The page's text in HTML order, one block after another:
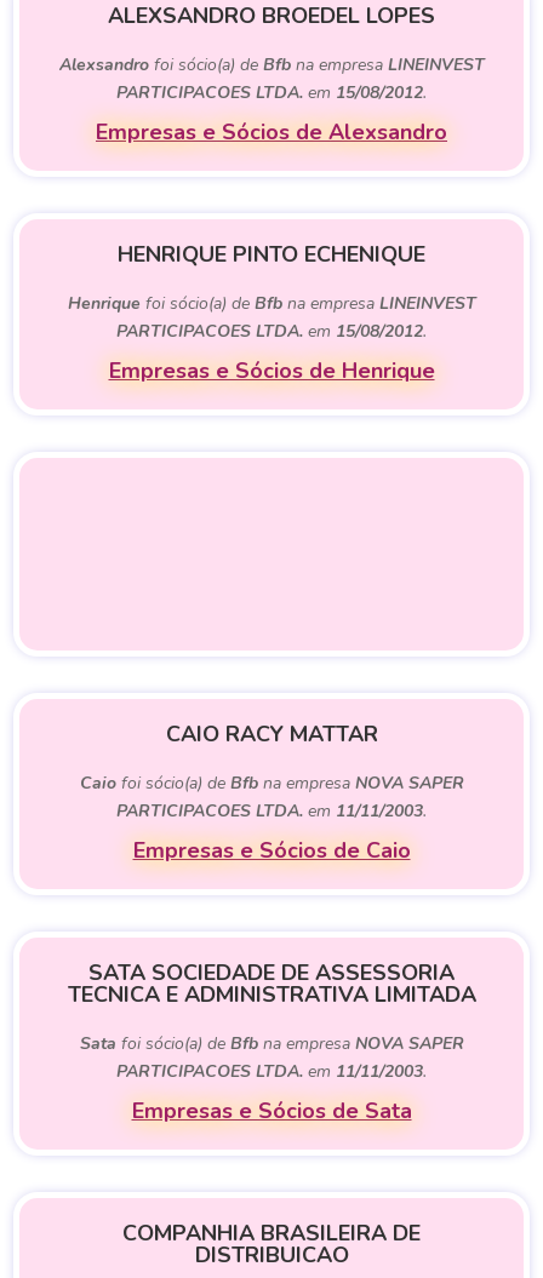
ALEXSANDRO BROEDEL LOPES
Alexsandrofoi sócio(a) de Bfbna empresa LINEINVEST
PARTICIPACOES LTDA. em 15/08/2012.
Empresas e Sócios de Alexsandro
HENRIQUE PINTO ECHENIQUE
Henrique foi sócio(a) de Bfbna empresa LINEINVEST
PARTICIPACOES LTDA. em 15/08/2012.
Empresas e Sócios de Henrique
CAIO RACY MATTAR
Caiofoi sócio(a) de Bfbna empresa NOVA SAPER
PARTICIPACOES LTDA. em 11/11/2003.
Empresas e Sócios de Caio
SATA SOCIEDADE DE ASSESSORIA
TECNICA E ADMINISTRATIVA LIMITADA
Sata foi sócio(a) de Bfbna empresa NOVA SAPER
PARTICIPACOES LTDA. em 11/11/2003.
Empresas e Sócios de Sata
COMPANHIA BRASILEIRA DE
DISTRIBUICAO